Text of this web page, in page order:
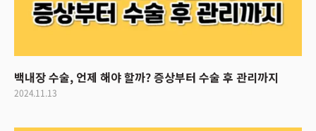
백내장 수술, 언제 해야 할까? 증상부터 수술 후 관리까지
2024.11.13